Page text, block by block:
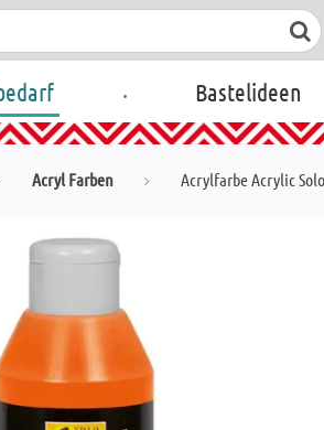
. Bastelideen
Acryl Farben Acrylfarbe Acrylic